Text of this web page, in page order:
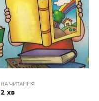
НА ЧИТАННЯ
2 хв